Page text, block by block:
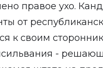
правое ухо.
от
к своим
-